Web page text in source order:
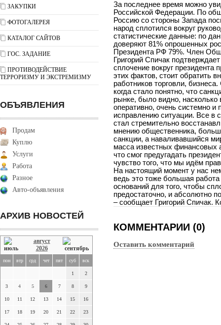
ЗАКУПКИ
ФОТОГАЛЕРЕЯ
КАТАЛОГ САЙТОВ
ГОС. ЗАДАНИЕ
ПРОТИВОДЕЙСТВИЕ
ТЕРРОРИЗМУ И ЭКСТРЕМИЗМУ
ОБЪЯВЛЕНИЯ
Продам
Куплю
Услуги
Работа
Разное
Авто-объявления
АРХИВ НОВОСТЕЙ
август
2026
пон втр срд чет пят суб вск
1 2
3 4 5 6 7 8 9
10 11 12 13 14 15 16
17 18 19 20 21 22 23
За последнее время можно
Российской Федерации. По
Россию со стороны Запада
народ сплотился вокруг
статистические данные: по
доверяют 81% опрошенных
Президента РФ 79%. Член
Григорий Спичак
сплочение вокруг президента
этих фактов, стоит обратить
работников торговли,
когда стало понятно, что
рынке, было видно, насколько
оперативно, очень системно
исправлению ситуации. Все в
стал стремительно
мнению общественника,
санкции, а наваливавшийся
масса известных финансовых
что смог предугадать
чувство того, что мы идём
На настоящий момент у нас
ведь это тоже большая
оснований для того, чтобы
предостаточно, и абсолютно
– сообщает Григорий Спичак.
КОММЕНТАРИИ (0)
Оставить комментарий